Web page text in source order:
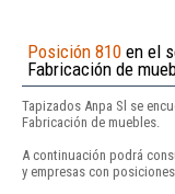
Posición 810 en el
Fabricación de
Tapizados Anpa Sl se
Fabricación de muebles.
A continuación podrá
y empresas con